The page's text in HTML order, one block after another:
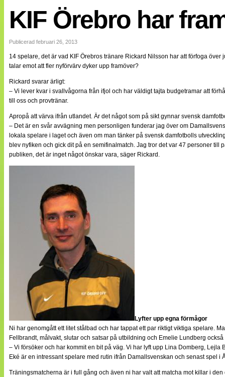
Landslaget
EM 2013
Internationellt
Bildreportage
Bloggar
Lagen
Webb-TV
Medlemsbilder
Till klubbkassan
NÄTverket
Split vision
Om oss
Annonsera
Statistik
KIF Örebro har
Publicerad februari 26, 2013
14 spelare, det är vad KIF Örebros tränare Rickard Nilsson har att förfoga
talar emot att fler nyförvärv dyker upp framöver?
Rickard svarar ärligt:
– Vi lever kvar i svallvågorna från ifjol och har väldigt tajta budgetramar att
till oss och provtränar.
Apropå att värva ifrån utlandet. Är det något som på sikt gynnar svensk
– Det är en svår avvägning men personligen funderar jag över om
lokala spelare i laget och även om man tänker på svensk damfotbolls
blev nyfiken och gick dit på en semifinalmatch. Jag tror det var 47 personer
publiken, det är inget något önskar vara, säger Rickard.
Lyfter upp egna förmågor
Ni har genomgått ett litet stålbad och har tappat ett par riktigt viktiga spelare.
Fellbrandt, målvakt, slutar och satsar på utbildning och Emelie Lundberg
– Vi försöker och har kommit en bit på väg. Vi har lyft upp Lina Domberg,
Eké är en intressant spelare med rutin ifrån Damallsvenskan och senast spel
Träningsmatcherna är i full gång och även ni har valt att matcha mot killar i